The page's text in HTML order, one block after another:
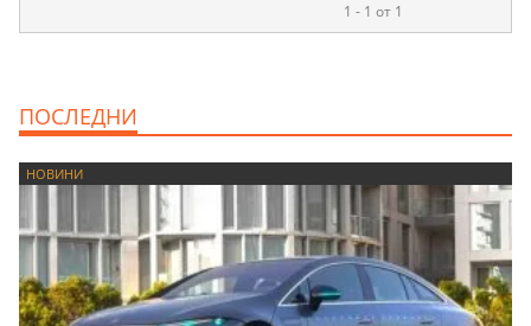
1 - 1 от 1
ПОСЛЕДНИ
НОВИНИ